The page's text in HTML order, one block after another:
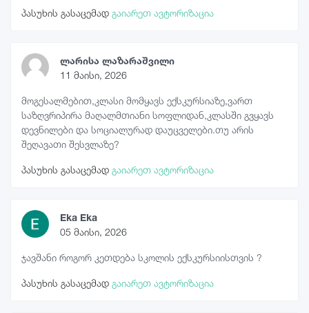
პასუხის გასაცემად გაიარეთ ავტორიზაცია
ლარისა ლაზარაშვილი
11 მაისი, 2026
მოგესალმებით,კლასი მომყავს ექსკურსიაზე,ვართ
საზღვრიპირა მაღალმთიანი სოფლიდან,კლასში გვყავს
დევნილები და სოციალურად დაუცველები.თუ არის
შეღავათი შესვლაზე?
პასუხის გასაცემად გაიარეთ ავტორიზაცია
Eka Eka
05 მაისი, 2026
ჯავშანი როგორ კეთდება სკოლის ექსკურსიისთვის ?
პასუხის გასაცემად გაიარეთ ავტორიზაცია